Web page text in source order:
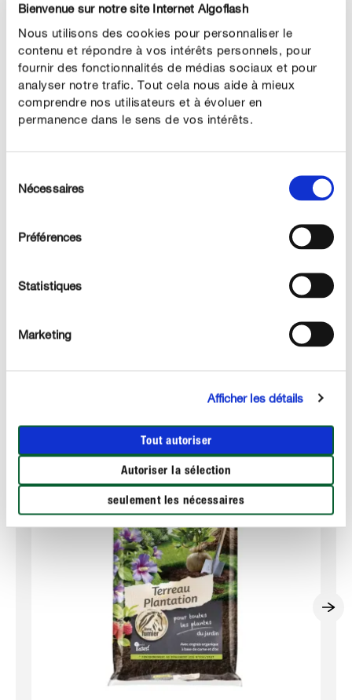
Bienvenue sur notre site Internet Algoflash
Nous utilisons des cookies pour personnaliser le
contenu et répondre à vos intérêts personnels, pour
fournir des fonctionnalités de médias sociaux et pour
analyser notre trafic. Tout cela nous aide à mieux
comprendre nos utilisateurs et à évoluer en
permanence dans le sens de vos intérêts.
duNécessaires
Préférences
Statistiques
Marketing
Afficher les détails
Tout autoriser
Autoriser la sélection
seulement les nécessaires
Engrais action longue durée 5 mois avec laine de
mouton
Origine naturelle
Utilisable en Agriculture Biologique*
DESCRIPTION DU PRODUIT
UTILISATION